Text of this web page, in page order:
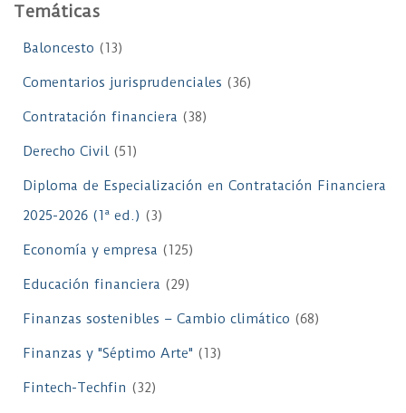
Temáticas
Baloncesto (13)
Comentarios jurisprudenciales (36)
Contratación financiera (38)
Derecho Civil(51)
Diploma de Especialización en Contratación Financiera
2025-2026 (1ª ed.) (3)
Economía y empresa (125)
Educación financiera (29)
Finanzas sostenibles – Cambio climático (68)
Finanzas y "Séptimo Arte" (13)
Fintech-Techfin (32)